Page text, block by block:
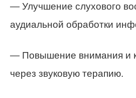
— Улучшение слухового
аудиальной обработки
— Повышение внимания и
через звуковую терапию.